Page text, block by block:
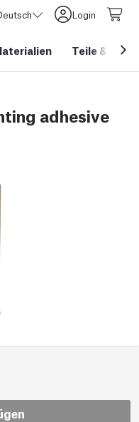
Login
Teile &
adhesive